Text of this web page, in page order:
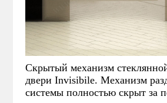
Скрытый механизм
двери Invisibile. Механизм
системы полностью скрыт за